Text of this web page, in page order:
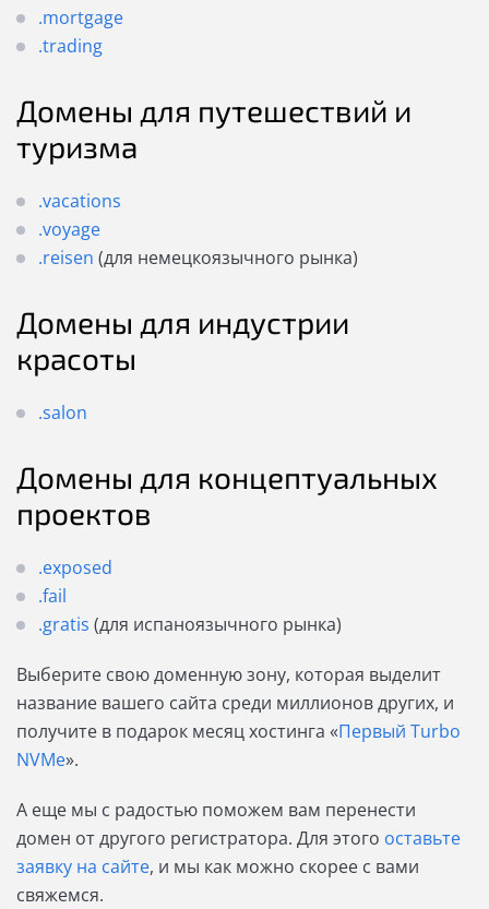
.mortgage
.trading
Домены для путешествий и
туризма
.vacations
.voyage
.reisen (для немецкоязычного рынка)
Домены для индустрии
красоты
.salon
Домены для концептуальных
проектов
.exposed
.fail
.gratis (для испаноязычного рынка)
Выберите свою доменную зону, которая выделит
название вашего сайта среди миллионов других, и
получите в подарок месяц хостинга «Первый Turbo
NVMe».
А еще мы с радостью поможем вам перенести
домен от другого регистратора. Для этого оставьте
заявку на сайте, и мы как можно скорее с вами
свяжемся.